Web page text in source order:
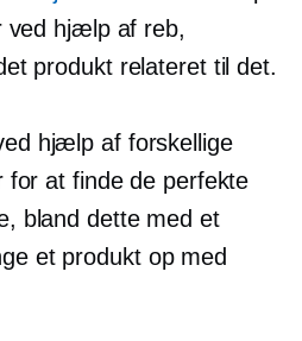
ved hjælp af reb,
produkt relateret til det.
hjælp af forskellige
for at finde de perfekte
bland dette med et
et produkt op med